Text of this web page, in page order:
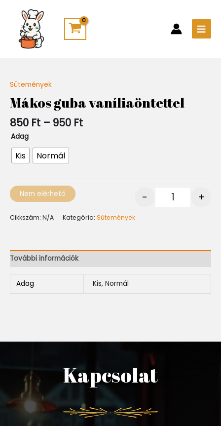
content
Sütemények
Mákos guba vaníliaöntettel
850 Ft – 950 Ft
-
950 Ft
Adag
Kis Normál
- +
Nem elérhető
Cikkszám: N/A Kategória: Sütemények
További információk
Adag Kis, Normál
Kapcsolat